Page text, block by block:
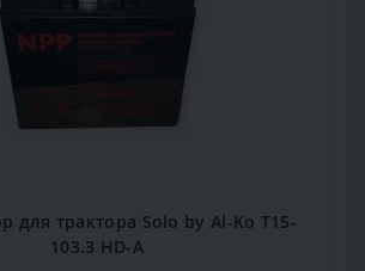
для трактора Solo by Al-Ko T15-
103.3 HD-A